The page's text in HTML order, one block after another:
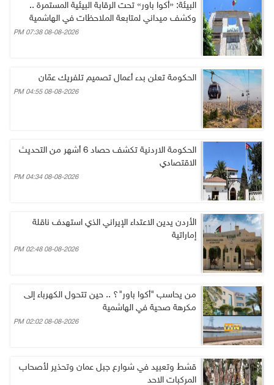
البيئة: «أكوا باور» تحت الرقابة البيئية المستمرة ..
وكشف ميداني لمتابعة الملاحظات في الهاشمية
08-08-2026 07:38 PM
الحكومة تعلن بدء أعمال تصميم تلفريك عمّان
08-08-2026 04:55 PM
الحكومة الاردنية تكشف حصاد 6 أشهر من التحديث
الاقتصادي
08-08-2026 04:34 PM
الأردن يدين الاعتداء الإيراني الذي استهدف ناقلة
إماراتية
08-08-2026 02:48 PM
من يحاسب "أكوا باور"؟ .. حين تتحول الكهرباء إلى
مكرهة صحية في الهاشمية
08-08-2026 02:02 PM
قشط وتعبيد في شوارع جبل عمان وتحذير لأصحاب
المركبات الاحد